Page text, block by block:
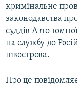
Усі сайти RFE/RL
кримінальне
законодавства
суддів
на службу до
півострова.
Про це